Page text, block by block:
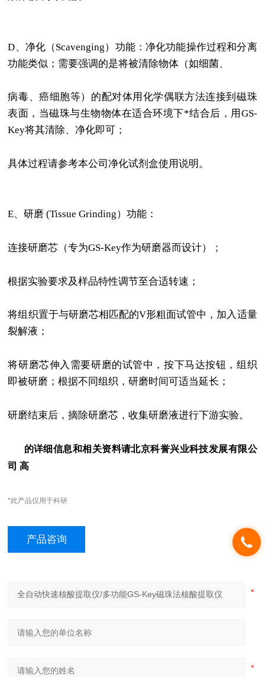
D、净化（Scavenging）功能： 净化功能操作过程和分离
功能类似；需要强调的是将被清除物体（如细菌、
病毒、癌细胞等）的配对体用化学偶联方法连接到磁珠
表面，当磁珠与生物物体在适合环境下*结合后，用GS-
Key将其清除、净化即可；
具体过程请参考本公司净化试剂盒使用说明。
E、研磨 (Tissue Grinding）功能：
连接研磨芯（专为GS-Key作为研磨器而设计）；
根据实验要求及样品特性调节至合适转速；
将组织置于与研磨芯相匹配的V形粗面试管中，加入适量
裂解液；
将研磨芯伸入需要研磨的试管中，按下马达按钮，组织
即被研磨；根据不同组织，研磨时间可适当延长；
研磨结束后，摘除研磨芯，收集研磨液进行下游实验。
的详细信息和相关资料请北京科誉兴业科技发展有限公
司 高
*此产品仅用于科研
产品咨询